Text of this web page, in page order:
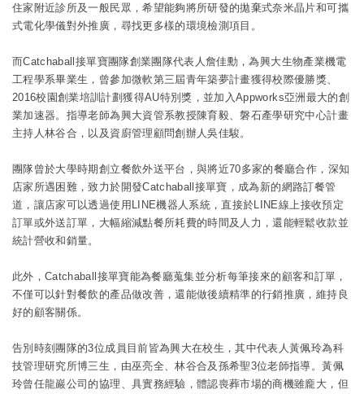
住家附近診所及一般民眾，希望能夠將所研發的拋棄式奈米晶片和可攜
式電化學儀對外推廣，尋找更多樣的環境檢測項目。
而Catchaball接單寶團隊創業團隊代表人詹佳勳，為興大生物產業機電
工程學系畢業生，曾參加微軟第三屆青年築夢計畫獲得校際優勝獎、
2016校園創業培訓計劃獲得AU特別獎，並加入Appworks亞洲最大的創
業加速器。指導老師為興大資管系教授陳育毅、磐石產學研究中心計畫
主持人林谷合，以及資廚管理顧問創辦人吳佳駿。
團隊曾於大學時期創立餐飲外送平台，與將近70多家的餐廳合作，深知
店家所遇困難，致力於開發Catchaball接單寶，成為新的網路訂餐管
道，讓店家可以透過使用LINE機器人系統，直接於LINE線上接收預定
訂單或外送訂單，大幅縮減點餐所耗費的時間及人力，還能輕鬆收款並
統計營收和銷量。
此外，Catchaball接單寶能為餐廳蒐集並分析每筆接來的顧客和訂單，
不僅可以針對餐飲的產品做改善，還能做後續精準的行銷推廣，維持良
好的顧客關係。
告別時刻團隊的3位成員目前皆為興大在校生，其中代表人黃佩玲為科
技管理研究所博三生，由巫亮全、林谷合及孫希聖3位老師指導。黃佩
玲曾任龍巖公司的協理、具實務經驗，體認喪葬市場的商機雖龐大，但